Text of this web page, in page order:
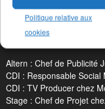
Politique relative aux
cookies
Altern : Chef de Publicité
CDI : Responsable Social
CDI : TV Producer chez
Stage : Chef de Projet